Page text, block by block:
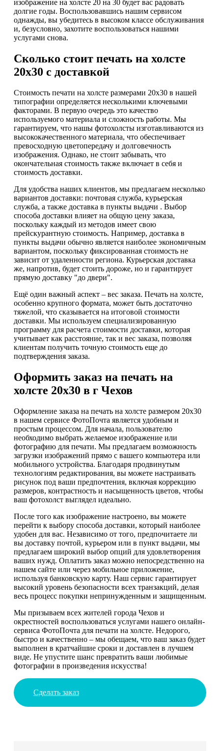
изображение на холсте 20 на 30 будет вас радовать
долгие годы. Воспользовавшись нашим сервисом
однажды, вы убедитесь в высоком классе обслуживания
и, безусловно, захотите воспользоваться нашими
услугами снова.
Сколько стоит печать на холсте
20х30 с доставкой
Стоимость печати на холсте размерами 20х30 в нашей
типографии определяется несколькими ключевыми
факторами. В первую очередь это качество
используемого материала и сложность работы. Мы
гарантируем, что нашы фотохолсты изготавливаются из
высококачественного материала, что обеспечивает
превосходную цветопередачу и долговечность
изображения. Однако, не стоит забывать, что
окончательная стоимость также включает в себя и
стоимость доставки.
Для удобства наших клиентов, мы предлагаем несколько
вариантов доставки: почтовая служба, курьерская
служба, а также доставка в пункты выдачи . Выбор
способа доставки влияет на общую цену заказа,
поскольку каждый из методов имеет свою
прейскурантную стоимость. Например, доставка в
пункты выдачи обычно является наиболее экономичным
вариантом, поскольку фиксированная стоимость не
зависит от удаленности региона. Курьерская доставка
же, напротив, будет стоить дороже, но и гарантирует
прямую доставку "до двери".
Ещё один важный аспект – вес заказа. Печать на холсте,
особенно крупного формата, может быть достаточно
тяжелой, что сказывается на итоговой стоимости
доставки. Мы используем специализированную
программу для расчета стоимости доставки, которая
учитывает как расстояние, так и вес заказа, позволяя
клиентам получить точную стоимость еще до
подтверждения заказа.
Оформить заказ на печать на
холсте 20х30 в г Чехов
Оформление заказа на печать на холсте размером 20х30
в нашем сервисе ФотоПочта является удобным и
простым процессом. Для начала, пользователю
необходимо выбрать желаемое изображение или
фотографию для печати. Мы предлагаем возможность
загрузки изображений прямо с вашего компьютера или
мобильного устройства. Благодаря продвинутым
технологиям редактирования, вы можете настраивать
рисунок под ваши предпочтения, включая коррекцию
размеров, контрастность и насыщенность цветов, чтобы
ваш фотохолст выглядел идеально.
После того как изображение настроено, вы можете
перейти к выбору способа доставки, который наиболее
удобен для вас. Независимо от того, предпочитаете ли
вы доставку почтой, курьером или в пункт выдачи, мы
предлагаем широкий выбор опций для удовлетворения
ваших нужд. Оплатить заказ можно непосредственно на
нашем сайте или через мобильное приложение,
используя банковскую карту. Наш сервис гарантирует
высокий уровень безопасности всех транзакций, делая
весь процесс покупки непринужденным и защищенным.
Мы призываем всех жителей города Чехов и
окрестностей воспользоваться услугами нашего онлайн-
сервиса ФотоПочта для печати на холсте. Недорого,
быстро и качественно – мы обещаем, что ваш заказ будет
выполнен в кратчайшие сроки и доставлен в лучшем
виде. Не упустите шанс превратить ваши любимые
фотографии в произведения искусства!
Сделать заказ